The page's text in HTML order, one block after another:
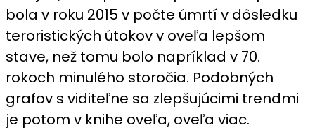
bola v roku 2015 v počte úmrtí v dôsledku
teroristických útokov v oveľa lepšom
stave, než tomu bolo napríklad v 70.
rokoch minulého storočia. Podobných
grafov s viditeľne sa zlepšujúcimi trendmi
je potom v knihe oveľa, oveľa viac.